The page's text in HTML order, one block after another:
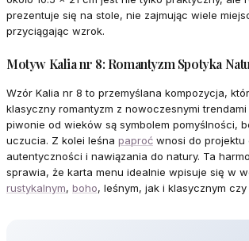
prezentuje się na stole, nie zajmując wiele
przyciągając wzrok.
Motyw Kalia nr 8: Romantyzm Spotyka
Wzór Kalia nr 8 to przemyślana kompozycja,
klasyczny romantyzm z nowoczesnymi trendami
piwonie od wieków są symbolem pomyślności,
uczucia. Z kolei leśna paproć wnosi do projektu
autentyczności i nawiązania do natury. Ta
sprawia, że karta menu idealnie wpisuje się w
rustykalnym, boho, leśnym, jak i klasycznym